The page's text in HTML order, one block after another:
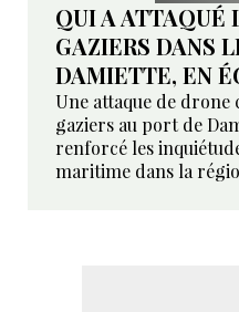
QUI A ATTAQUÉ
GAZIERS DANS
DAMIETTE, EN
Une attaque de drone
gaziers au port de
renforcé les
maritime dans la